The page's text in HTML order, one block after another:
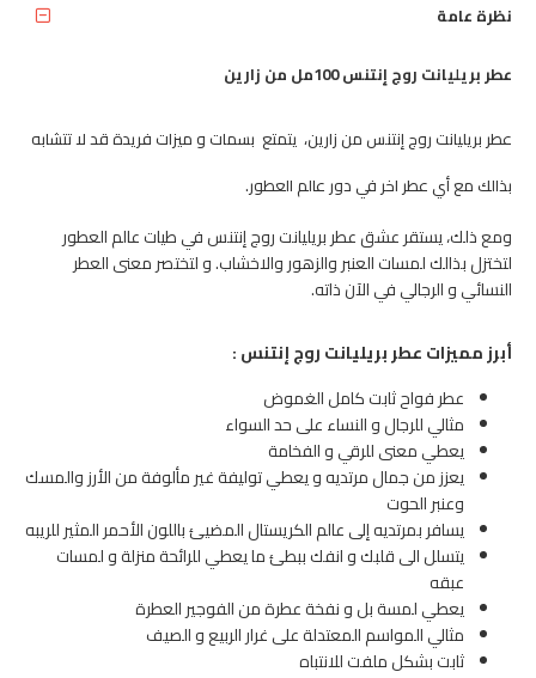
نظرة عامة
عطر بريليانت روج إنتنس 100مل من زارين
عطر بريليانت روج إنتنس من زارين، يتمتع بسمات و ميزات فريدة قد لا تتشابه
بذالك مع أي عطر اخر في دور عالم العطور.
ومع ذلك، يستقر عشق عطر بريليانت روج إنتنس في طيات عالم العطور
لتختزل بذالك لمسات العنبر والزهور والاخشاب. و لتختصر معنى العطر
النسائي و الرجالي في الآن ذاته.
أبرز مميزات عطر بريليانت روج إنتنس :
عطر فواح ثابت كامل الغموض
مثالي للرجال و النساء على حد السواء
يعطي معنى للرقي و الفخامة
يعزز من جمال مرتديه و يعطي توليفة غير مألوفة من الأرز والمسك
وعنبر الحوت
يسافر بمرتديه إلى عالم الكريستال المضيئ باللون الأحمر المثير للريبه
يتسلل الى قلبك و انفك ببطئ ما يعطي للرائحة منزلة و لمسات
عبقه
يعطي لمسة بل و نفخة عطرة من الفوجير العطرة
مثالي المواسم المعتدلة على غرار الربيع و الصيف
ثابت بشكل ملفت للانتباه